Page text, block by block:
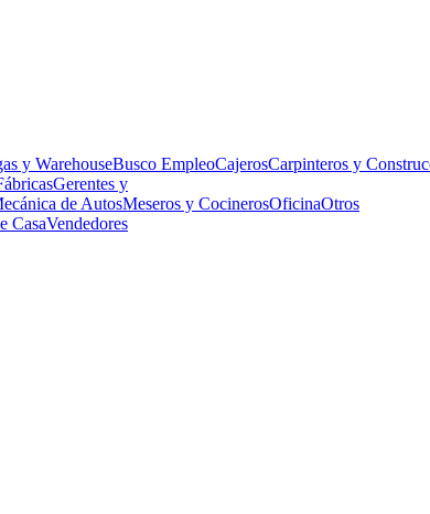
y WarehouseBusco EmpleoCajerosCarpinteros y
Gerentes y
de AutosMeseros y CocinerosOficinaOtros
CasaVendedores